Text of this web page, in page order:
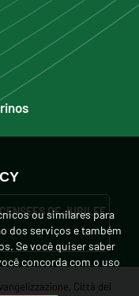
OF JUBILEE
Città del
ou similares para
dos serviços e também
Se você quiser saber
concorda com o uso